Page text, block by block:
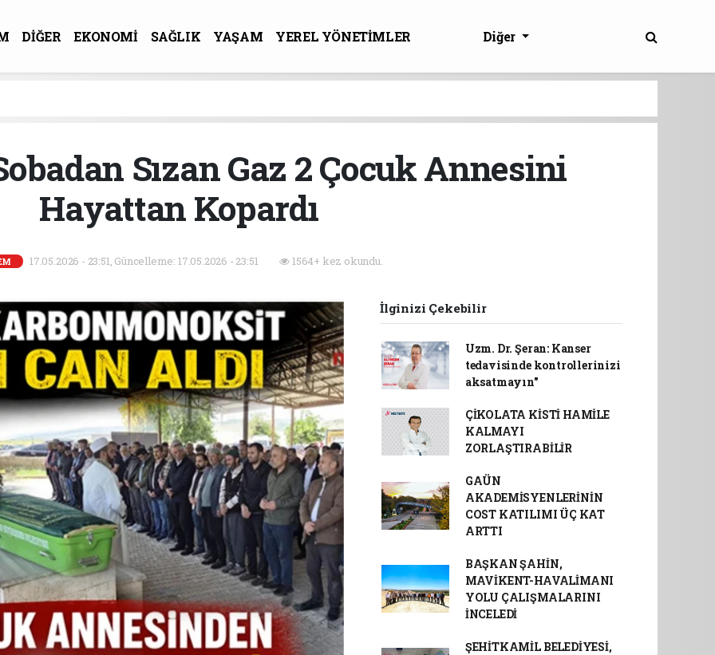
DİĞER EKONOMİ SAĞLIK YAŞAM
YEREL YÖNETİMLER
Diğer
Sızan Gaz 2 Çocuk Annesini
Hayattan Kopardı
17.05.2026 - 23:51, Güncelleme: 17.05.2026 - 23:51 1564+ kez okundu.
İlginizi Çekebilir
Uzm. Dr. Şeran: Kanser
tedavisinde kontrollerinizi
aksatmayın"
ÇİKOLATA KİSTİ HAMİLE
KALMAYI
ZORLAŞTIRABİLİR
GAÜN
AKADEMİSYENLERİNİN
COST KATILIMI ÜÇ KAT
ARTTI
BAŞKAN ŞAHİN,
MAVİKENT-HAVALİMANI
YOLU ÇALIŞMALARINI
İNCELEDİ
ŞEHİTKAMİL BELEDİYESİ,